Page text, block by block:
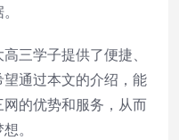
三学子提供了便捷、
通过本文的介绍，能
的优势和服务，从而
。